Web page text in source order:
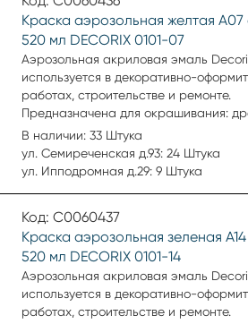
выцветанию покрытие.
Краска аэрозольная желтая А07
520 мл DECORIX 0101-07
Аэрозольная акриловая эмаль
используется в декоративно-
работах, строительстве и ремонте.
Предназначена для окрашивания:
пластика, металла, бетона, кирпича,
стекла, картона, минеральных
Аэрозольная эмаль удобна для
выцветанию покрытие.
В наличии: 33 Штука
ул. Семиреченская д.93: 24 Штука
ул. Ипподромная д.29: 9 Штука
Код: С0060437
Краска аэрозольная зеленая
520 мл DECORIX 0101-14
Аэрозольная акриловая эмаль
используется в декоративно-
работах, строительстве и ремонте.